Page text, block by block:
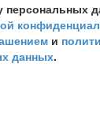
персональных
и
данных.